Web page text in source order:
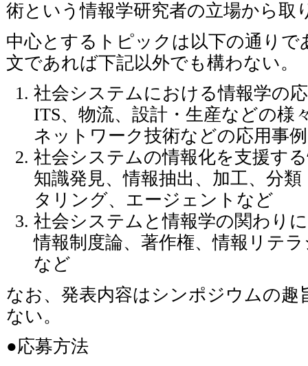
術という情報学研究者の立場から取
中心とするトピックは以下の通り
文であれば下記以外でも構わない。
社会システムにおける情報学の
ITS、物流、設計・生産などの様
ネットワーク技術などの応用事
社会システムの情報化を支援す
知識発見、情報抽出、加工、分
タリング、エージェントなど
社会システムと情報学の関わり
情報制度論、著作権、情報リテ
など
なお、発表内容はシンポジウムの
ない。
●応募方法